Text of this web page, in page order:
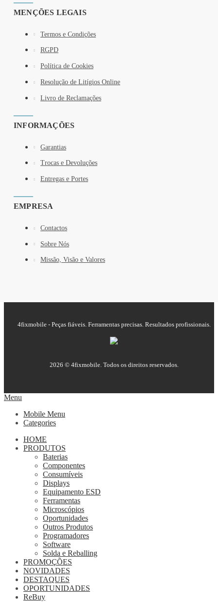
MENÇÕES LEGAIS
Termos e Condições
RGPD
Política de Cookies
Resolução de Litígios Online
Livro de Reclamações
INFORMAÇÕES
Garantias
Trocas e Devoluções
Entregas e Portes
EMPRESA
Contactos
Sobre Nós
Missão, Visão e Valores
4fixmobile - Peças fiáveis. Ferramentas precisas. Resultados profissionais.
2026 © 4fixmobile. Todos os direitos reservados.
Menu
Mobile Menu
Categories
HOME
PRODUTOS
Baterias
Componentes
Consumíveis
Displays
Equipamento ESD
Ferramentas
Microscópios
Oportunidades
Outros Produtos
Programadores
Software
Solda e Reballing
PROMOÇÕES
NOVIDADES
DESTAQUES
OPORTUNIDADES
ReBuy